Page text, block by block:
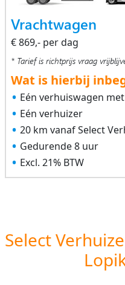
Vrachtwagen
€ 869,- per dag
* Tarief is richtprijs vraag
Wat is hierbij
Eén verhuiswagen
Eén verhuizer
20 km vanaf Select
Gedurende 8 uur
Excl. 21% BTW
Select